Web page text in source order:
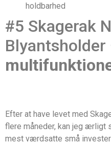
holdbarhed
#5 Skagerak
Blyantsholder
Efter at have levet med
flere måneder, kan jeg ærligt
mest værdsatte små